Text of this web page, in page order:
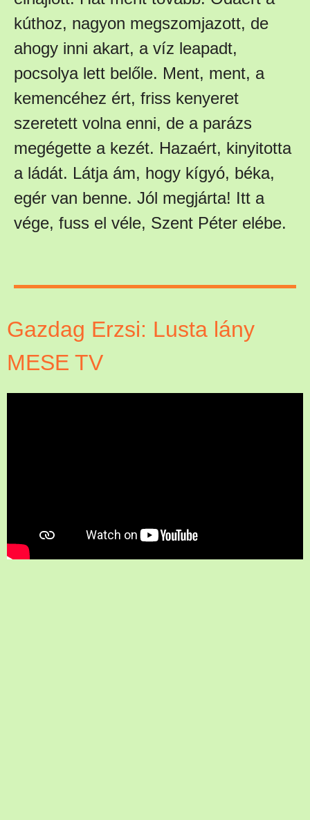
kúthoz, nagyon megszomjazott, de
ahogy inni akart, a víz leapadt,
pocsolya lett belőle. Ment, ment, a
kemencéhez ért, friss kenyeret
szeretett volna enni, de a parázs
megégette a kezét. Hazaért, kinyitotta
a ládát. Látja ám, hogy kígyó, béka,
egér van benne. Jól megjárta! Itt a
vége, fuss el véle, Szent Péter elébe.
Gazdag Erzsi: Lusta lány
MESE TV